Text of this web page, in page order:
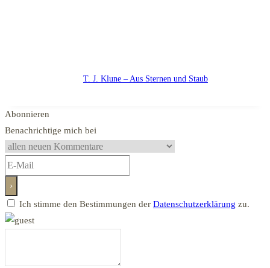
T. J. Klune – Aus Sternen und Staub
Abonnieren
Benachrichtige mich bei
Ich stimme den Bestimmungen der Datenschutzerklärung zu.